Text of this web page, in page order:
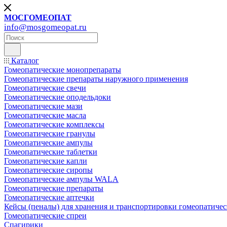
МОСГОМЕОПАТ
info@mosgomeopat.ru
Каталог
Гомеопатические монопрепараты
Гомеопатические препараты наружного применения
Гомеопатические свечи
Гомеопатические оподельдоки
Гомеопатические мази
Гомеопатические масла
Гомеопатические комплексы
Гомеопатические гранулы
Гомеопатические ампулы
Гомеопатические таблетки
Гомеопатические капли
Гомеопатические сиропы
Гомеопатические ампулы WALA
Гомеопатические препараты
Гомеопатические аптечки
Кейсы (пеналы) для хранения и транспортировки
Гомеопатические спреи
Спагирики